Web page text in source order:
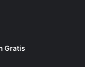
Gratis